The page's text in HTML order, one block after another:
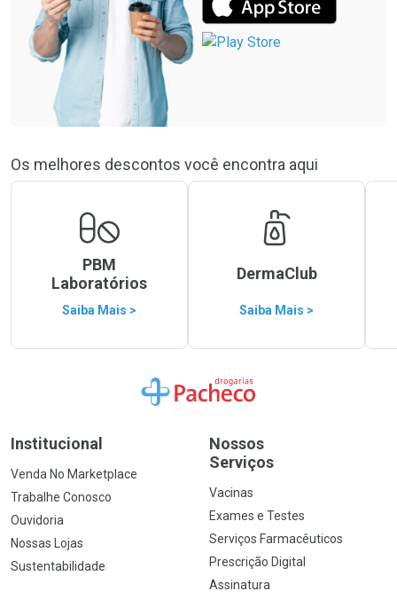
Os melhores descontos você encontra aqui
PBM
Laboratórios
Saiba Mais >
DermaClub
Saiba Mais >
Ir para a Home
Institucional
Venda No Marketplace
Trabalhe Conosco
Ouvidoria
Nossas Lojas
Sustentabilidade
Nossos
Serviços
Vacinas
Exames e Testes
Serviços Farmacêuticos
Prescrição Digital
Assinatura